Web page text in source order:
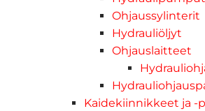
Ohjaussylinterit
Hydrauliöljyt
Ohjauslaitteet
Kaidekiinnikkeet ja -